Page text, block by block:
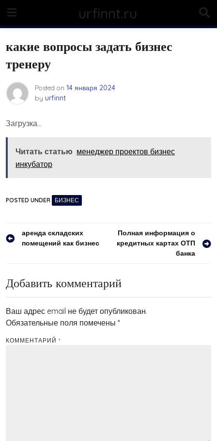
content
urfinnt.ru
какие вопросы задать бизнес
тренеру
Posted on 14 января 2024
by urfinnt
Загрузка…
Читать статью менеджер проектов бизнес
инкубатор
POSTED UNDER БИЗНЕС
Навигация
аренда складских
помещений как бизнес
Полная информация о
кредитных картах ОТП
банка
Добавить комментарий
Ваш адрес email не будет опубликован.
Обязательные поля помечены *
КОММЕНТАРИЙ *